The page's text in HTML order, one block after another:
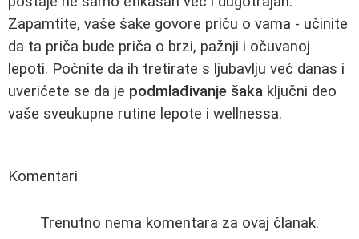
Zapamtite, vaše šake govore priču o vama - učinite
da ta priča bude priča o brzi, pažnji i očuvanoj
lepoti. Počnite da ih tretirate s ljubavlju već danas i
uverićete se da je podmlađivanje šaka ključni deo
vaše sveukupne rutine lepote i wellnessa.
Komentari
Trenutno nema komentara za ovaj članak.